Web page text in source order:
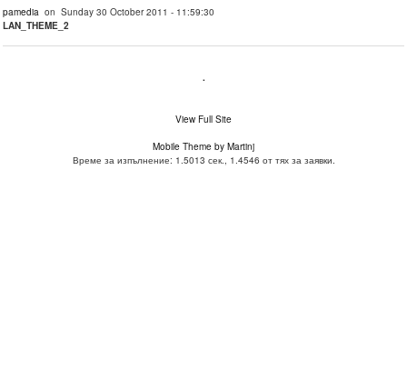
pamedia on Sunday 30 October 2011 - 11:59:30
LAN_THEME_2
.
View Full Site
Mobile Theme by Martinj
Време за изпълнение: 1.5013 сек., 1.4546 от тях за заявки.